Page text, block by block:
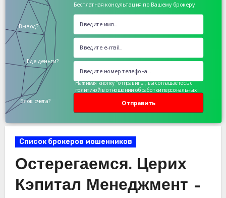
Бесплатная консультация по Вашему брокеру
Вывод?
Где деньги?
Блок счета? Отправить
Нажимая кнопку "отправить", вы соглашаетесь с
политикой в отношении обработки персональных
Список брокеров мошенников
Остерегаемся. Церих
Кэпитал Менеджмент –